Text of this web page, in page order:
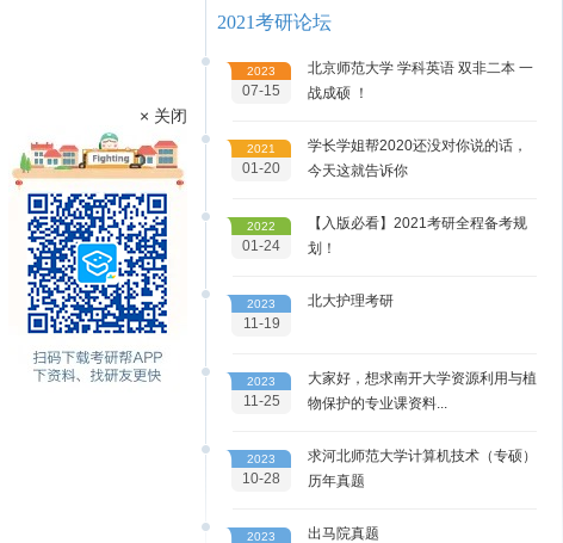
2021考研论坛
2023
07-15
北京师范大学 学科英语 双非二本 一
战成硕 ！
2021
01-20
学长学姐帮2020还没对你说的话，
今天这就告诉你
2022
01-24
【入版必看】2021考研全程备考规
划！
2023
11-19
北大护理考研
2023
11-25
大家好，想求南开大学资源利用与植
物保护的专业课资料...
2023
10-28
求河北师范大学计算机技术（专硕）
历年真题
2023 出马院真题
× 关闭